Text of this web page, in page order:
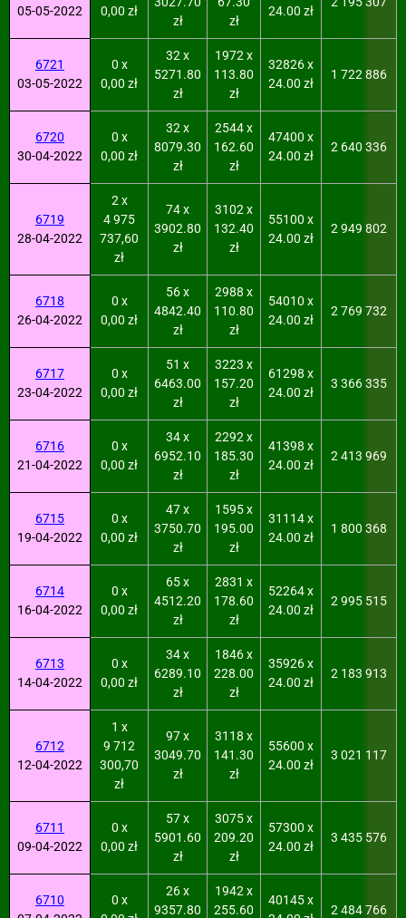
05-05-2022
0,00 zł
zł
zł
24.00 zł
6721
03-05-2022
0 x
0,00 zł
32 x
5271.80
zł
1972 x
113.80
zł
32826 x
24.00 zł
1 722 886
6720
30-04-2022
0 x
0,00 zł
32 x
8079.30
zł
2544 x
162.60
zł
47400 x
24.00 zł
2 640 336
6719
28-04-2022
2 x
4 975
737,60
zł
74 x
3902.80
zł
3102 x
132.40
zł
55100 x
24.00 zł
2 949 802
6718
26-04-2022
0 x
0,00 zł
56 x
4842.40
zł
2988 x
110.80
zł
54010 x
24.00 zł
2 769 732
6717
23-04-2022
0 x
0,00 zł
51 x
6463.00
zł
3223 x
157.20
zł
61298 x
24.00 zł
3 366 335
6716
21-04-2022
0 x
0,00 zł
34 x
6952.10
zł
2292 x
185.30
zł
41398 x
24.00 zł
2 413 969
6715
19-04-2022
0 x
0,00 zł
47 x
3750.70
zł
1595 x
195.00
zł
31114 x
24.00 zł
1 800 368
6714
16-04-2022
0 x
0,00 zł
65 x
4512.20
zł
2831 x
178.60
zł
52264 x
24.00 zł
2 995 515
6713
14-04-2022
0 x
0,00 zł
34 x
6289.10
zł
1846 x
228.00
zł
35926 x
24.00 zł
2 183 913
6712
12-04-2022
1 x
9 712
300,70
zł
97 x
3049.70
zł
3118 x
141.30
zł
55600 x
24.00 zł
3 021 117
6711
09-04-2022
0 x
0,00 zł
57 x
5901.60
zł
3075 x
209.20
zł
57300 x
24.00 zł
3 435 576
6710
0 x
26 x
9357.80
1942 x
255.60
40145 x
2 484 766